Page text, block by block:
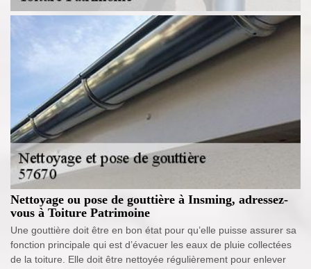
Nettoyage ou pose de gouttière à Insming, adressez-
vous à Toiture Patrimoine
Une gouttière doit être en bon état pour qu’elle puisse assurer sa
fonction principale qui est d’évacuer les eaux de pluie collectées
de la toiture. Elle doit être nettoyée régulièrement pour enlever